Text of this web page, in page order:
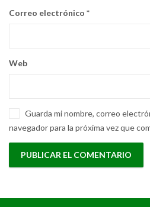
Correo electrónico *
Web
Guarda mi nombre, correo
navegador para la próxima vez que